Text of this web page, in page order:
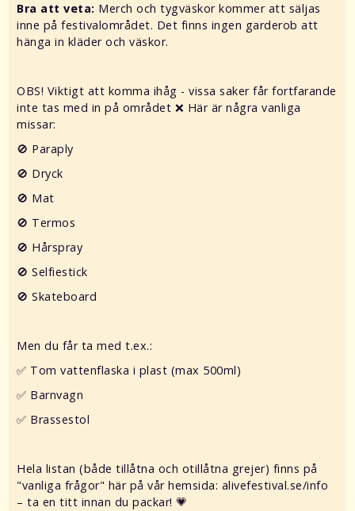
Bra att veta: Merch och tygväskor kommer att säljas
inne på festivalområdet. Det finns ingen garderob att
hänga in kläder och väskor.
OBS! Viktigt att komma ihåg - vissa saker får fortfarande
inte tas med in på området ❌ Här är några vanliga
missar:
🚫 Paraply
🚫 Dryck
🚫 Mat
🚫 Termos
🚫 Hårspray
🚫 Selfiestick
🚫 Skateboard
Men du får ta med t.ex.:
✅ Tom vattenflaska i plast (max 500ml)
✅ Barnvagn
✅ Brassestol
Hela listan (både tillåtna och otillåtna grejer) finns på
"vanliga frågor" här på vår hemsida: alivefestival.se/info
– ta en titt innan du packar! 💗